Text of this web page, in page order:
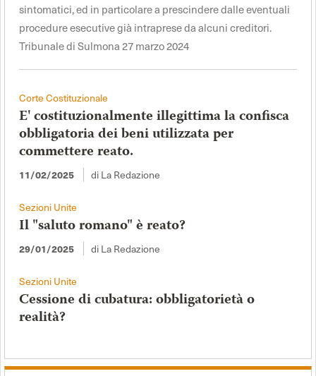
sintomatici, ed in particolare a prescindere dalle eventuali
procedure esecutive già intraprese da alcuni creditori.
Tribunale di Sulmona 27 marzo 2024
Corte Costituzionale
E' costituzionalmente illegittima la confisca
obbligatoria dei beni utilizzata per
commettere reato.
11/02/2025 di La Redazione
Sezioni Unite
Il "saluto romano" è reato?
29/01/2025 di La Redazione
Sezioni Unite
Cessione di cubatura: obbligatorietà o
realità?